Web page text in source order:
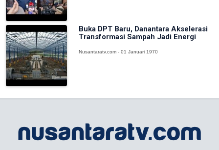
Buka DPT Baru, Danantara Akselerasi
Transformasi Sampah Jadi Energi
Nusantaratv.com - 01 Januari 1970